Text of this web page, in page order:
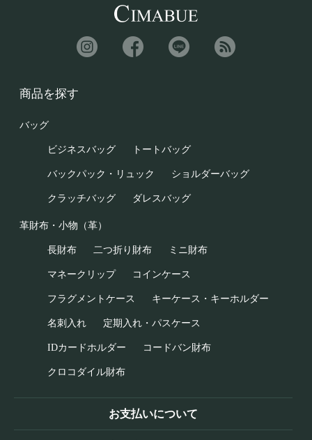
商品を探す
バッグ
ビジネスバッグ トートバッグ
バックパック・リュック ショルダーバッグ
クラッチバッグ ダレスバッグ
革財布・小物（革）
長財布 二つ折り財布 ミニ財布
マネークリップ コインケース
フラグメントケース キーケース・キーホルダー
名刺入れ 定期入れ・パスケース
IDカードホルダー コードバン財布
クロコダイル財布
お支払いについて